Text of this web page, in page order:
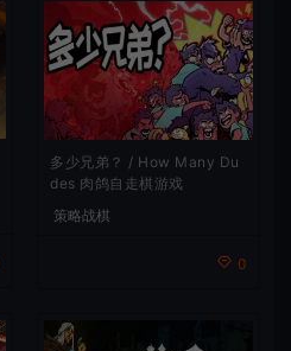
多少兄弟？ / How Many Du
des 肉鸽自走棋游戏
策略战棋
0